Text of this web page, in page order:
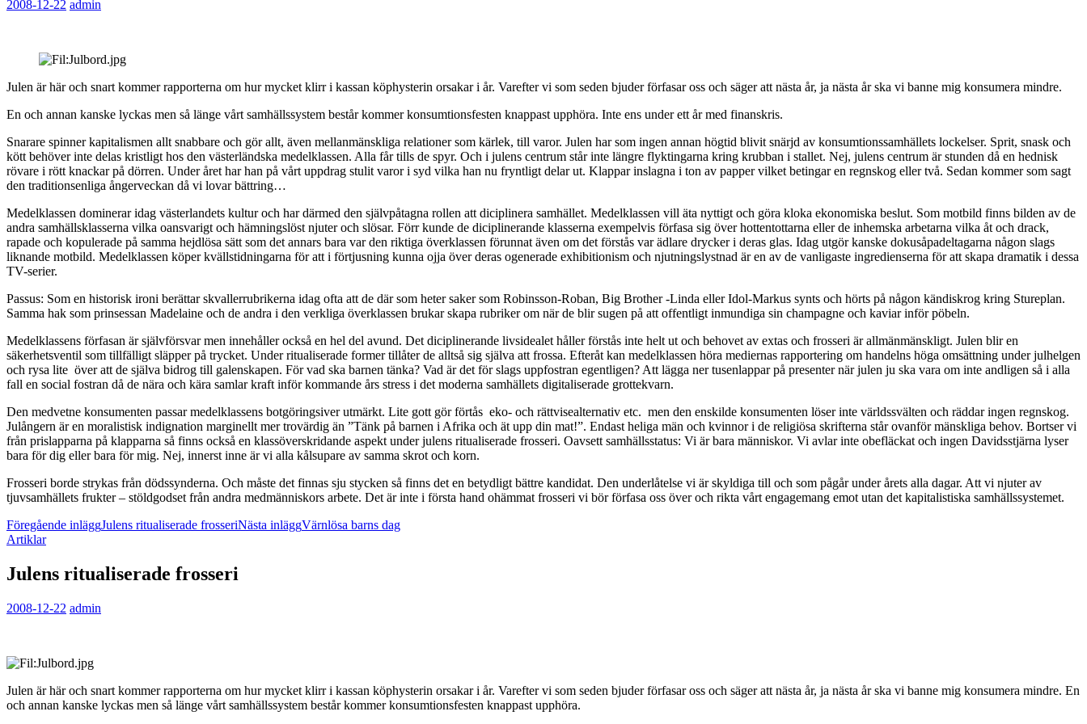
2008-12-22 admin
Julen är här och snart kommer rapporterna om hur mycket klirr i kassan köphysterin orsakar i år. Varefter vi som seden bjuder förfasar oss och säger att nästa år, ja nästa år ska vi banne mig konsumera mindre.
En och annan kanske lyckas men så länge vårt samhällssystem består kommer konsumtionsfesten knappast upphöra. Inte ens under ett år med finanskris.
Snarare spinner kapitalismen allt snabbare och gör allt, även mellanmänskliga relationer som kärlek, till varor. Julen har som ingen annan högtid blivit snärjd av konsumtionssamhällets lockelser. Sprit, snask och
kött behöver inte delas kristligt hos den västerländska medelklassen. Alla får tills de spyr. Och i julens centrum står inte längre flyktingarna kring krubban i stallet. Nej, julens centrum är stunden då en hednisk
rövare i rött knackar på dörren. Under året har han på vårt uppdrag stulit varor i syd vilka han nu fryntligt delar ut. Klappar inslagna i ton av papper vilket betingar en regnskog eller två. Sedan kommer som sagt
den traditionsenliga ångerveckan då vi lovar bättring…
Medelklassen dominerar idag västerlandets kultur och har därmed den självpåtagna rollen att diciplinera samhället. Medelklassen vill äta nyttigt och göra kloka ekonomiska beslut. Som motbild finns bilden av de
andra samhällsklasserna vilka oansvarigt och hämningslöst njuter och slösar. Förr kunde de diciplinerande klasserna exempelvis förfasa sig över hottentottarna eller de inhemska arbetarna vilka åt och drack,
rapade och kopulerade på samma hejdlösa sätt som det annars bara var den riktiga överklassen förunnat även om det förstås var ädlare drycker i deras glas. Idag utgör kanske dokusåpadeltagarna någon slags
liknande motbild. Medelklassen köper kvällstidningarna för att i förtjusning kunna ojja över deras ogenerade exhibitionism och njutningslystnad är en av de vanligaste ingredienserna för att skapa dramatik i dessa
TV-serier.
Passus: Som en historisk ironi berättar skvallerrubrikerna idag ofta att de där som heter saker som Robinsson-Roban, Big Brother -Linda eller Idol-Markus synts och hörts på någon kändiskrog kring Stureplan.
Samma hak som prinsessan Madelaine och de andra i den verkliga överklassen brukar skapa rubriker om när de blir sugen på att offentligt inmundiga sin champagne och kaviar inför pöbeln.
Medelklassens förfasan är självförsvar men innehåller också en hel del avund. Det diciplinerande livsidealet håller förstås inte helt ut och behovet av extas och frosseri är allmänmänskligt. Julen blir en
säkerhetsventil som tillfälligt släpper på trycket. Under ritualiserade former tillåter de alltså sig själva att frossa. Efteråt kan medelklassen höra mediernas rapportering om handelns höga omsättning under julhelgen
och rysa lite över att de själva bidrog till galenskapen. För vad ska barnen tänka? Vad är det för slags uppfostran egentligen? Att lägga ner tusenlappar på presenter när julen ju ska vara om inte andligen så i alla
fall en social fostran då de nära och kära samlar kraft inför kommande års stress i det moderna samhällets digitaliserade grottekvarn.
Den medvetne konsumenten passar medelklassens botgöringsiver utmärkt. Lite gott gör förtås eko- och rättvisealternativ etc. men den enskilde konsumenten löser inte världssvälten och räddar ingen regnskog.
Julångern är en moralistisk indignation marginellt mer trovärdig än ”Tänk på barnen i Afrika och ät upp din mat!”. Endast heliga män och kvinnor i de religiösa skrifterna står ovanför mänskliga behov. Bortser vi
från prislapparna på klapparna så finns också en klassöverskridande aspekt under julens ritualiserade frosseri. Oavsett samhällsstatus: Vi är bara människor. Vi avlar inte obefläckat och ingen Davidsstjärna lyser
bara för dig eller bara för mig. Nej, innerst inne är vi alla kålsupare av samma skrot och korn.
Frosseri borde strykas från dödssynderna. Och måste det finnas sju stycken så finns det en betydligt bättre kandidat. Den underlåtelse vi är skyldiga till och som pågår under årets alla dagar. Att vi njuter av
tjuvsamhällets frukter – stöldgodset från andra medmänniskors arbete. Det är inte i första hand ohämmat frosseri vi bör förfasa oss över och rikta vårt engagemang emot utan det kapitalistiska samhällssystemet.
Inläggsnavigering
Föregående inläggJulens ritualiserade frosseriNästa inläggVärnlösa barns dag
Artiklar
Julens ritualiserade frosseri
2008-12-22 admin
Julen är här och snart kommer rapporterna om hur mycket klirr i kassan köphysterin orsakar i år. Varefter vi som seden bjuder förfasar oss och säger att nästa år, ja nästa år ska vi banne mig konsumera mindre. En
och annan kanske lyckas men så länge vårt samhällssystem består kommer konsumtionsfesten knappast upphöra.